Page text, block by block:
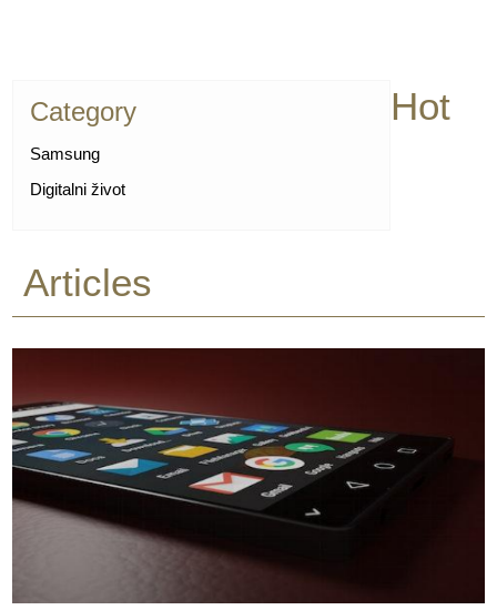
Category
Samsung
Digitalni život
Hot
Articles